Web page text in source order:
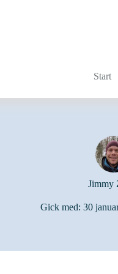
Start
Jimmy
Gick med: 30